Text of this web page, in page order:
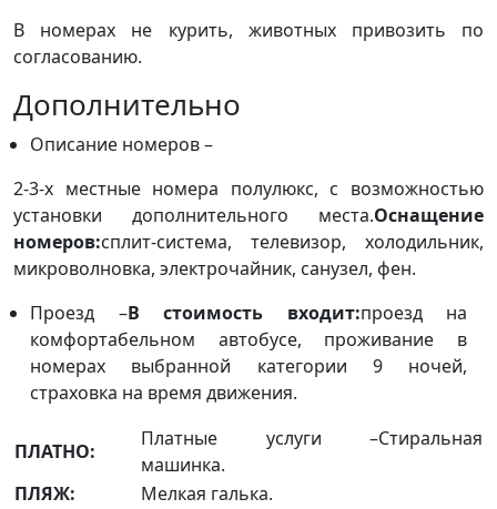
В номерах не курить, животных привозить по
согласованию.
Дополнительно
Описание номеров –
2-3-х местные номера полулюкс, с возможностью
установки дополнительного места.Оснащение
номеров:сплит-система, телевизор, холодильник,
микроволновка, электрочайник, санузел, фен.
Проезд –В стоимость входит:проезд на
комфортабельном автобусе, проживание в
номерах выбранной категории 9 ночей,
страховка на время движения.
ПЛАТНО:
Платные услуги –Стиральная
машинка.
ПЛЯЖ:
Мелкая галька.